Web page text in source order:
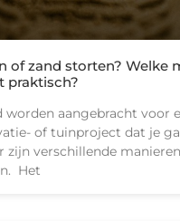
of zand storten? Welke
praktisch?
worden aangebracht voor
of tuinproject dat je
zijn verschillende
Het